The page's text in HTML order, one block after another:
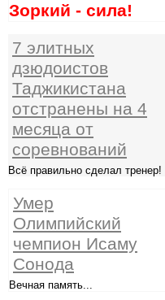
Зоркий - сила!
7 элитных
дзюдоистов
Таджикистана
отстранены на 4
месяца от
соревнований
Всё правильно сделал тренер!
Умер
Олимпийский
чемпион Исаму
Сонода
Вечная память...